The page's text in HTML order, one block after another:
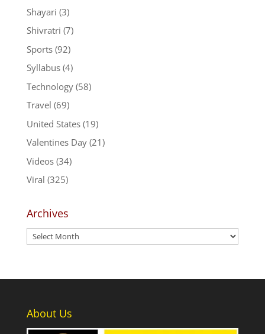
Shayari (3)
Shivratri (7)
Sports(92)
Syllabus(4)
Technology(58)
Travel (69)
United States(19)
Valentines Day(21)
Videos(34)
Viral (325)
Archives
Archives
About Us